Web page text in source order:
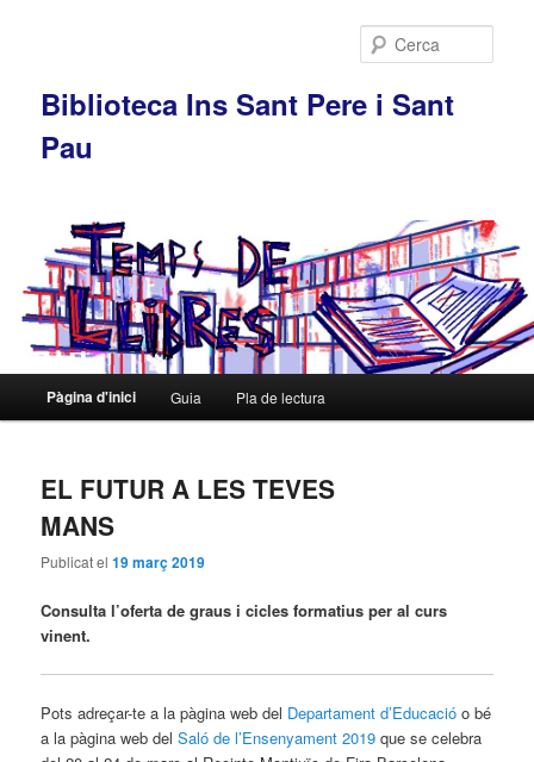
Biblioteca Ins Sant Pere i Sant
Pau
Aneu
contingut
principal
Aneu
contingut
secundari
Pàgina d'inici Guia Pla de lectura
EL FUTUR A LES TEVES
MANS
Publicat el19 març 2019
Consulta l’oferta de graus i cicles formatius per al curs
vinent.
Pots adreçar-te a la pàgina web del Departament d’Educació o bé
a la pàgina web delSaló de l’Ensenyament 2019 que se celebra